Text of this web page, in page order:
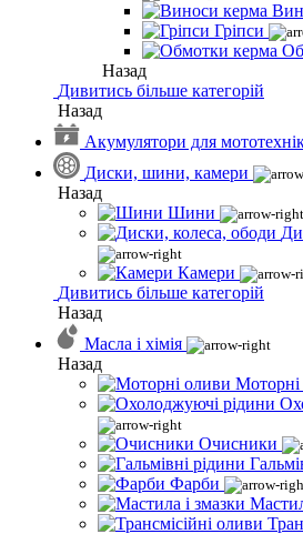
Гріпси
Назад
Дивитись більше категорій
Назад
Акумулятори для
Диски, шини, камери
Назад
Шини
Камери
Дивитись більше категорій
Назад
Масла і хімія
Назад
Очисники
Фарби